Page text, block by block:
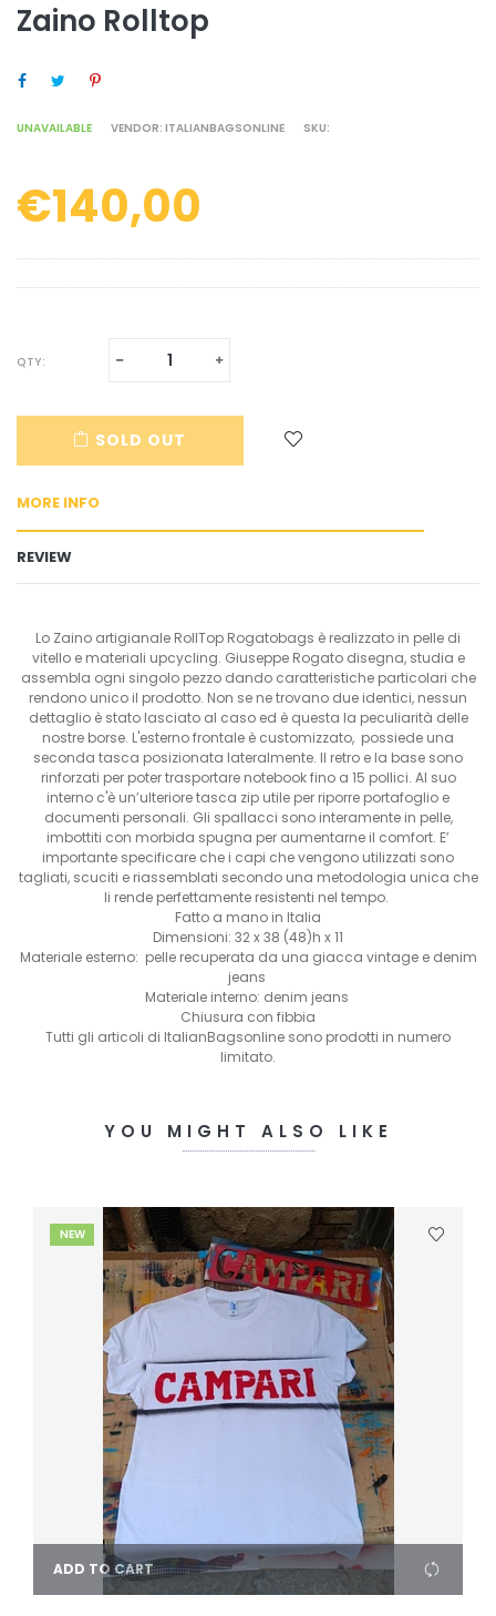
Zaino Rolltop
SHARE ON FACEBOOK
TWEET ON TWITTER
UNAVAILABLE VENDOR: ITALIANBAGSONLINE SKU:
Regular
€140,00
QTY:
Translation
Translation
SOLD OUT
MORE INFO
REVIEW
Lo Zaino artigianale RollTop Rogatobags è realizzato in pelle di
vitello e materiali upcycling. Giuseppe Rogato disegna, studia e
assembla ogni singolo pezzo dando caratteristiche particolari che
rendono unico il prodotto. Non se ne trovano due identici, nessun
dettaglio è stato lasciato al caso ed è questa la peculiarità delle
nostre borse. L'esterno frontale è customizzato, possiede una
seconda tasca posizionata lateralmente. Il retro e la base sono
rinforzati per poter trasportare notebook fino a 15 pollici. Al suo
interno c'è un’ulteriore tasca zip utile per riporre portafoglio e
documenti personali. Gli spallacci sono interamente in pelle,
imbottiti con morbida spugna per aumentarne il comfort. E’
importante specificare che i capi che vengono utilizzati sono
tagliati, scuciti e riassemblati secondo una metodologia unica che
li rende perfettamente resistenti nel tempo.
Fatto a mano in Italia
Dimensioni: 32 x 38 (48)h x 11
Materiale esterno: pelle recuperata da una giacca vintage e denim
jeans
Materiale interno: denim jeans
Chiusura con fibbia
Tutti gli articoli di ItalianBagsonline sono prodotti in numero
limitato.
YOU MIGHT ALSO LIKE
NEW
ADD TO CART